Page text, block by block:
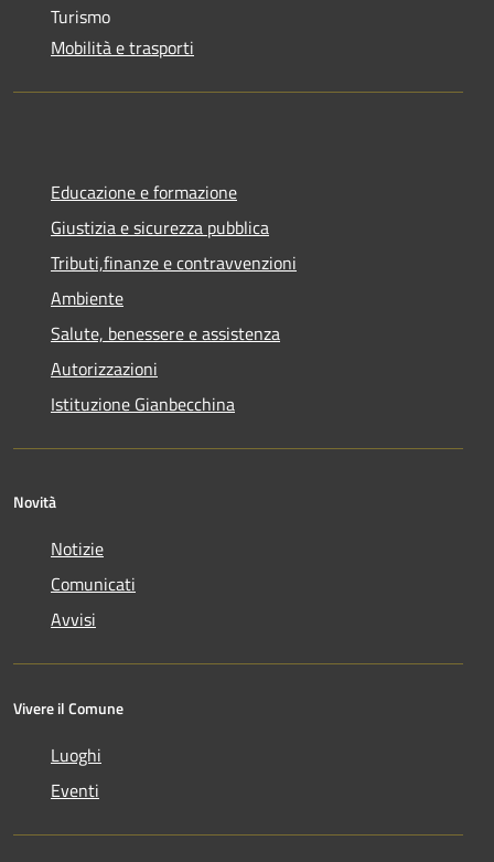
Turismo
Mobilità e trasporti
Educazione e formazione
Giustizia e sicurezza pubblica
Tributi,finanze e contravvenzioni
Ambiente
Salute, benessere e assistenza
Autorizzazioni
Istituzione Gianbecchina
Novità
Notizie
Comunicati
Avvisi
Vivere il Comune
Luoghi
Eventi